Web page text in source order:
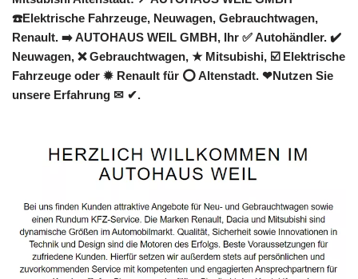
☎️Elektrische Fahrzeuge, Neuwagen, Gebrauchtwagen,
Renault. ➡️ AUTOHAUS WEIL GMBH, Ihr ✅ Autohändler. ✔️
Neuwagen, ❌ Gebrauchtwagen, ★ Mitsubishi, ☑️ Elektrische
Fahrzeuge oder ✹ Renault für ⭕ Altenstadt. ❤Nutzen Sie
unsere Erfahrung ✉ ✔.